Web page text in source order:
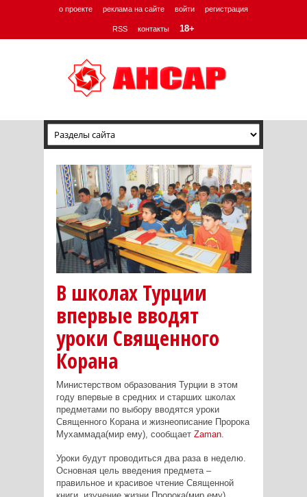
о проекте реклама на сайте войти регистрация
RSS контакты 18+
В школах Турции
впервые вводят
уроки Священного
Корана
Министерством образования Турции в этом
году впервые в средних и старших школах
предметами по выбору вводятся уроки
Священного Корана и жизнеописание Пророка
Мухаммада(мир ему), сообщает Zaman.
Уроки будут проводиться два раза в неделю.
Основная цель введения предмета –
правильное и красивое чтение Священной